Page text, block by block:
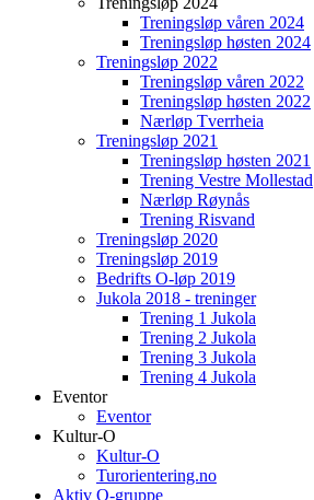
Treningsløp våren 2024
Treningsløp høsten 2024
Treningsløp 2022
Treningsløp våren 2022
Treningsløp høsten 2022
Nærløp Tverrheia
Treningsløp 2021
Treningsløp høsten 2021
Trening Vestre Mollestad
Nærløp Røynås
Trening Risvand
Treningsløp 2020
Treningsløp 2019
Bedrifts O-løp 2019
Jukola 2018 - treninger
Trening 1 Jukola
Trening 2 Jukola
Trening 3 Jukola
Trening 4 Jukola
Eventor
Eventor
Kultur-O
Kultur-O
Turorientering.no
Aktiv O-gruppe